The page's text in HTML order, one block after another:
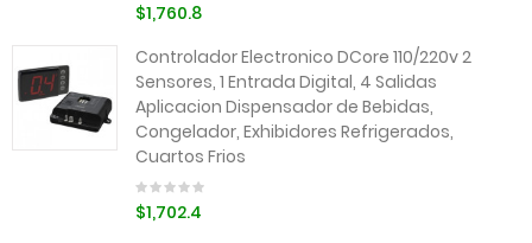
$1,760.8
Controlador Electronico DCore 110/220v 2
Sensores, 1 Entrada Digital, 4 Salidas
Aplicacion Dispensador de Bebidas,
Congelador, Exhibidores Refrigerados,
Cuartos Frios
$1,702.4